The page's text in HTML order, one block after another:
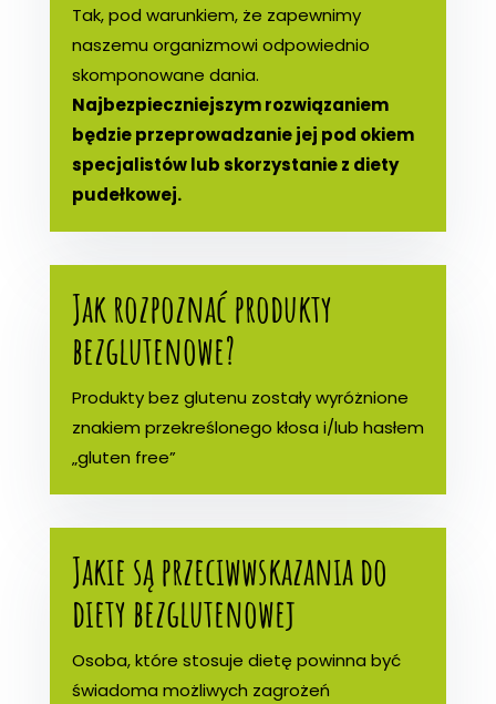
Tak, pod warunkiem, że zapewnimy
naszemu organizmowi odpowiednio
skomponowane dania.
Najbezpieczniejszym rozwiązaniem
będzie przeprowadzanie jej pod okiem
specjalistów lub skorzystanie z diety
pudełkowej.
Jak rozpoznać produkty
bezglutenowe?
Produkty bez glutenu zostały wyróżnione
znakiem przekreślonego kłosa i/lub hasłem
„gluten free”
Jakie są przeciwwskazania do
diety bezglutenowej
Osoba, które stosuje dietę powinna być
świadoma możliwych zagrożeń